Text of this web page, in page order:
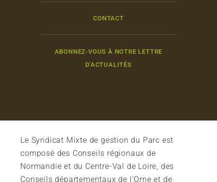
CONTACT
ABONNEZ-VOUS À NOTRE LETTRE
D'ACTUALITÉS
Le Syndicat Mixte de gestion du Parc est
composé des Conseils régionaux de
Normandie et du Centre-Val de Loire, des
Conseils départementaux de l'Orne et de